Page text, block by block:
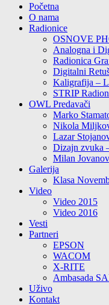
Početna
O nama
Radionice
OSNOVE
Analogna i
Radionica
Digitalni
Kaligrafija –
STRIP
OWL Predavači
Marko
Nikola
Lazar
Dizajn zvuka
Milan
Galerija
Klasa
Video
Video 2015
Video 2016
Vesti
Partneri
EPSON
WACOM
X-RITE
Ambasada
Uživo
Kontakt